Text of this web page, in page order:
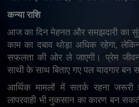
कन्या राशि
आज का दिन मेहनत और समझदारी का
काम का दबाव थोड़ा अधिक रहेगा,
सफलता की ओर ले जाएगी। प्रेम
साथी के साथ बिताए गए पल यादगार बन
आर्थिक मामलों में सतर्क रहना जरूरी
लापरवाही भी नुकसान का कारण बन